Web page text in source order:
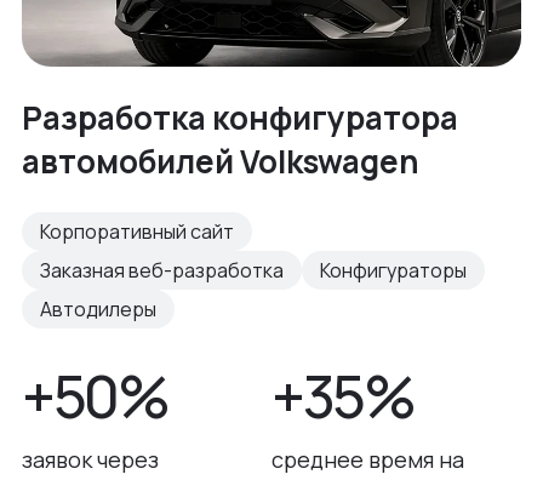
Разработка конфигуратора
автомобилей Volkswagen
Корпоративный сайт
Заказная веб-разработка
Конфигураторы
Автодилеры
+50%
заявок через
+35%
среднее время на